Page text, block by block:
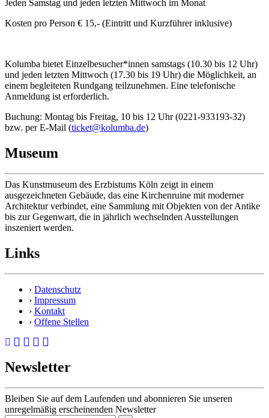
Jeden Samstag und jeden letzten Mittwoch im Monat
Kosten pro Person € 15,- (Eintritt und Kurzführer inklusive)
Kolumba bietet Einzelbesucher*innen samstags (10.30 bis 12 Uhr)
und jeden letzten Mittwoch (17.30 bis 19 Uhr) die Möglichkeit, an
einem begleiteten Rundgang teilzunehmen. Eine telefonische
Anmeldung ist erforderlich.
Buchung: Montag bis Freitag, 10 bis 12 Uhr (0221-933193-32)
bzw. per E-Mail (ticket@kolumba.de)
Museum
Das Kunstmuseum des Erzbistums Köln zeigt in einem
ausgezeichneten Gebäude, das eine Kirchenruine mit moderner
Architektur verbindet, eine Sammlung mit Objekten von der Antike
bis zur Gegenwart, die in jährlich wechselnden Ausstellungen
inszeniert werden.
Links
› Datenschutz
› Impressum
› Kontakt
› Offene Stellen
Newsletter
Bleiben Sie auf dem Laufenden und abonnieren Sie unseren
unregelmäßig erscheinenden Newsletter